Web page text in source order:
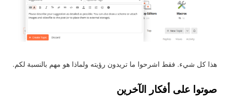
هذا كل شيء. فقط اشرحوا ما تريدون رؤيته ولماذا هو مهم بالنسبة لكم.
صوتوا على أفكار الآخرين